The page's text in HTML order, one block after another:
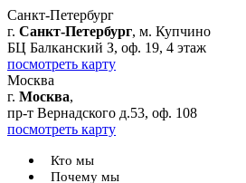
Санкт-Петербург
г. Санкт-Петербург, м. Купчино
БЦ Балканский З, оф. 19, 4 этаж
посмотреть карту
Москва
г. Москва,
пр-т Вернадского д.53, оф. 108
посмотреть карту
Кто мы
Почему мы